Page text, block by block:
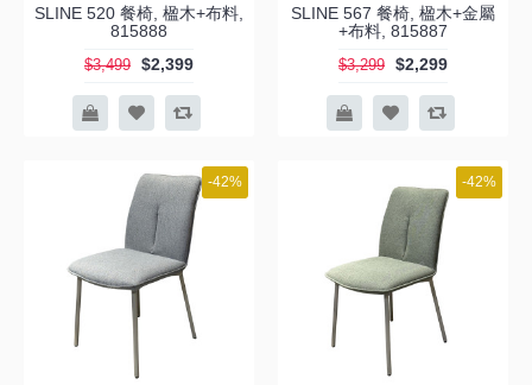
SLINE 520 餐椅, 楹木+布料,
815888
$3,499 $2,399
SLINE 567 餐椅, 楹木+金屬
+布料, 815887
$3,299 $2,299
-42% -42%